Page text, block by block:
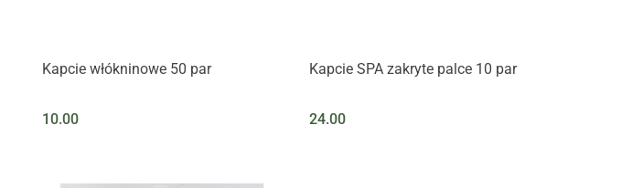
Kapcie włókninowe 50 par
10.00
Kapcie SPA zakryte palce 10 par
24.00